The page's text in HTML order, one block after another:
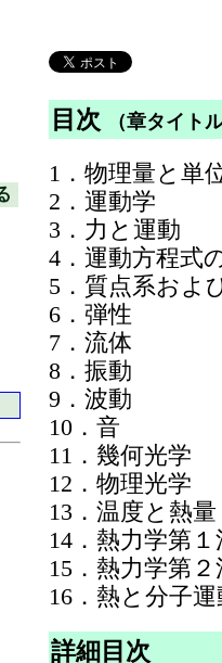
目次 （章タイト
1．物理量と単
2．運動学
3．力と運動
4．運動方程式
5．質点系およ
6．弾性
7．流体
8．振動
9．波動
10．音
11．幾何光学
12．物理光学
13．温度と熱量
14．熱力学第１
15．熱力学第２
16．熱と分子運
詳細目次